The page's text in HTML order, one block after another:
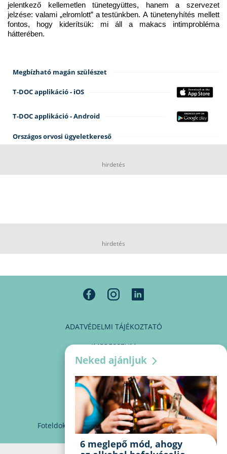
jelentkező kellemetlen tünetegyüttes, hanem a szervezet
jelzése: valami „elromlott” a testünkben. A tünetenyhítés mellett
fontos, hogy kiderítsük: mi áll a makacs intimprobléma
hátterében.
Megbízható magán szülészet
T-DOC applikáció - iOS
T-DOC applikáció - Android
Országos orvosi ügyeletkereső
hirdetés
hirdetés
ADATVÉDELMI TÁJÉKOZTATÓ
IMPRESSZUM
MÉDIAAJÁNLAT
PARTNEREINK
KAPCSOLAT
Foteldoki info@foteldoki.hu Süti beállítások
Neked ajánljuk
6 meglepő mód, ahogy